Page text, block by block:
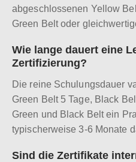
abgeschlossenen Yellow
Green Belt oder
Wie lange dauert eine
Zertifizierung?
Die reine Schulungsdauer
Green Belt 5 Tage, Black
Green und Black Belt ein
typischerweise 3-6 Monate
Sind die Zertifikate